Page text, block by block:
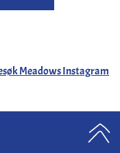
pynter diverse
Meadows Instagram